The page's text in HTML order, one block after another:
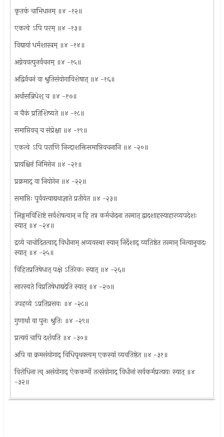
कृतकं चाभिधानम् ॥४ -१२॥
एकत्वे ऽपि परम् ॥४ -१३॥
विद्यायां धर्मशास्त्रम् ॥४ -१४॥
अग्नेयवत्पुनर्वचनम् ॥४ -१५॥
अद्विर्वचनं वा श्रुतिसंयोगाविशेषात् ॥४ -१६॥
अर्थासन्निधेश् च ॥४ -१७॥
न चैकं प्रतिशिष्यते ॥४ -१८॥
समाप्तिवच् च संप्रेक्षा ॥४ -१९॥
एकत्वे ऽपि पराणि निन्दाशक्तिसमाप्तिवचनानि ॥४ -२०॥
प्रायश्चित्तं निमित्तेन ॥४ -२१॥
प्रक्रमाद् वा नियोगेन ॥४ -२२॥
समाप्तिः पूर्ववत्त्वाद्यथाज्ञाते प्रतीयेत ॥४ -२३॥
लिङ्गमविशिष्टं सर्वशेषत्वान् न हि तत्र कर्मचोदना तस्मात् द्वादशाहस्याहारव्यपदेशः
स्यात् ॥४ -२४॥
द्रव्ये चाचोदितत्वाद् विधीनाम् अव्यवस्था स्यान् निर्देशाद् व्यतिष्ठेत तस्मान् नित्यानुवादः
स्यात् ॥४ -२५॥
विहितप्रतिषेधात् पक्षे ऽतिरेकः स्यात् ॥४ -२६॥
सारस्वते विप्रतिषेधाद्यदेति स्यात् ॥४ -२७॥
उपहव्ये ऽप्रतिप्रसवः ॥४ -२८॥
गुणार्था वा पुनः श्रुतिः ॥४ -२९॥
प्रत्ययं चापि दर्शयति ॥४ -३०॥
अपि वा क्रमसंयोगाद् विधिपृथक्त्वम् एकस्यां व्यवतिष्ठेत ॥४ -३१॥
विरोधिना त्व् असंयोगाद् ऐककर्म्ये तत्संयोगाद् विधीनां सर्वकर्मप्रत्ययः स्यात् ॥४
-३२॥